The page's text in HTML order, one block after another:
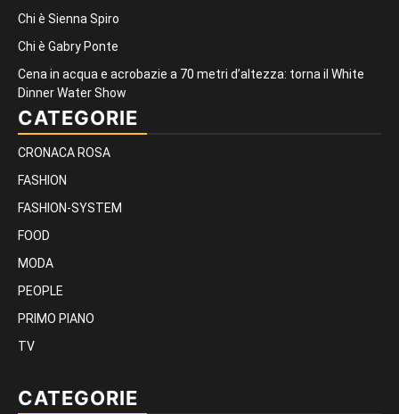
Chi è Sienna Spiro
Chi è Gabry Ponte
Cena in acqua e acrobazie a 70 metri d’altezza: torna il White
Dinner Water Show
CATEGORIE
CRONACA ROSA
FASHION
FASHION-SYSTEM
FOOD
MODA
PEOPLE
PRIMO PIANO
TV
CATEGORIE